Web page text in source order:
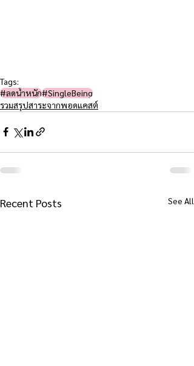
Tags:
#ลดน้ำหนัก#SingleBeing
รวมสรุปสาระจากพอดแคสต์
Recent Posts See All